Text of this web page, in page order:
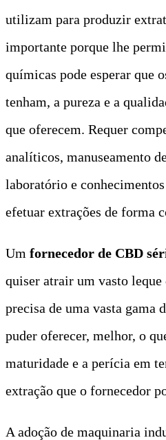
utilizam para produzir
importante porque lhe
químicas pode esperar que
tenham, a pureza e a
que oferecem. Requer
analíticos, manuseamento
laboratório e
efetuar extrações de forma
Um fornecedor de CBD
quiser atrair um vasto leque
precisa de uma vasta gama
puder oferecer, melhor, o
maturidade e a perícia em
extração que o fornecedor
A adoção de maquinaria